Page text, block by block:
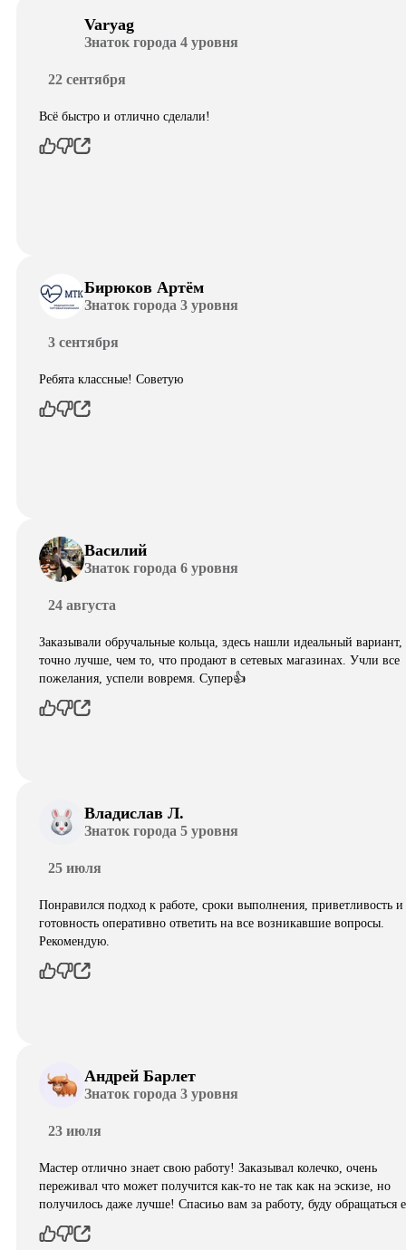
Varyag
Знаток города 4 уровня
22 сентября
Всё быстро и отлично сделали!
Бирюков Артём
Знаток города 3 уровня
3 сентября
Ребята классные! Советую
Василий
Знаток города 6 уровня
24 августа
Заказывали обручальные кольца, здесь нашли идеальный вариант,
точно лучше, чем то, что продают в сетевых магазинах. Учли все
пожелания, успели вовремя. Супер👍
Владислав Л.
Знаток города 5 уровня
25 июля
Понравился подход к работе, сроки выполнения, приветливость и
готовность оперативно ответить на все возникавшие вопросы.
Рекомендую.
Андрей Барлет
Знаток города 3 уровня
23 июля
Мастер отлично знает свою работу! Заказывал колечко, очень
переживал что может получится как-то не так как на эскизе, но
получилось даже лучше! Спасиьо вам за работу, буду обращаться